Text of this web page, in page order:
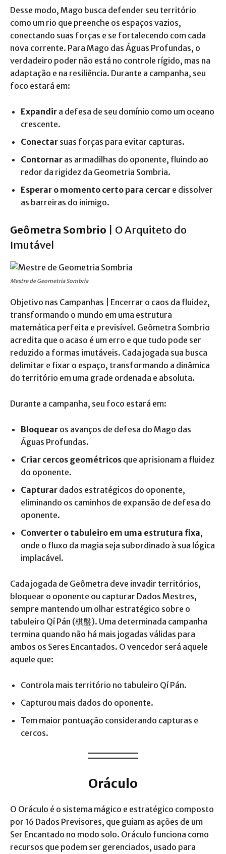
Desse modo, Mago busca defender seu território
como um rio que preenche os espaços vazios,
conectando suas forças e se fortalecendo com cada
nova corrente. Para Mago das Águas Profundas, o
verdadeiro poder não está no controle rígido, mas na
adaptação e na resiliência. Durante a campanha, seu
foco estará em:
Expandir a defesa de seu domínio como um oceano
crescente.
Conectar suas forças para evitar capturas.
Contornar as armadilhas do oponente, fluindo ao
redor da rigidez da Geometria Sombria.
Esperar o momento certo para cercar e dissolver
as barreiras do inimigo.
Geômetra Sombrio | O Arquiteto do
Imutável
Mestre de Geometria Sombria
Objetivo nas Campanhas | Encerrar o caos da fluidez,
transformando o mundo em uma estrutura
matemática perfeita e previsível. Geômetra Sombrio
acredita que o acaso é um erro e que tudo pode ser
reduzido a formas imutáveis. Cada jogada sua busca
delimitar e fixar o espaço, transformando a dinâmica
do território em uma grade ordenada e absoluta.
Durante a campanha, seu foco estará em:
Bloquear os avanços de defesa do Mago das
Águas Profundas.
Criar cercos geométricos que aprisionam a fluidez
do oponente.
Capturar dados estratégicos do oponente,
eliminando os caminhos de expansão de defesa do
oponente.
Converter o tabuleiro em uma estrutura fixa,
onde o fluxo da magia seja subordinado à sua lógica
implacável.
Cada jogada de Geômetra deve invadir territórios,
bloquear o oponente ou capturar Dados Mestres,
sempre mantendo um olhar estratégico sobre o
tabuleiro Qí Pán (棋盤). Uma determinada campanha
termina quando não há mais jogadas válidas para
ambos os Seres Encantados. O vencedor será aquele
aquele que:
Controla mais território no tabuleiro Qí Pán.
Capturou mais dados do oponente.
Tem maior pontuação considerando capturas e
cercos.
Oráculo
O Oráculo é o sistema mágico e estratégico composto
por 16 Dados Previsores, que guiam as ações de um
Ser Encantado no modo solo. Oráculo funciona como
recursos que podem ser gerenciados, usado para